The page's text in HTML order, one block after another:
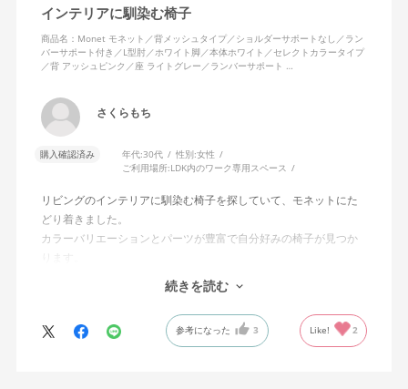
インテリアに馴染む椅子
商品名：Monet モネット／背メッシュタイプ／ショルダーサポートなし／ラン
バーサポート付き／L型肘／ホワイト脚／本体ホワイト／セレクトカラータイプ
／背 アッシュピンク／座 ライトグレー／ランバーサポート …
さくらもち
購入確認済み 年代:30代 性別:女性
ご利用場所:LDK内のワーク専用スペース
リビングのインテリアに馴染む椅子を探していて、モネットにた
どり着きました。
カラーバリエーションとパーツが豊富で自分好みの椅子が見つか
オフィスチェアにしては比較的コンパクトで家に置くのに最適で
した、座り心地も良く大変気に入っています。
今回どうしても欲しい色の組み合わせがあったので固定肘の物を
購入しましたが、欲を言えば稼働肘バージョンもバイカラーなど
続きを読む
参考になった 3 Like! 2